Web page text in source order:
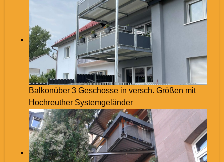
Balkonüber 3 Geschosse in versch. Größen mit
Hochreuther Systemgeländer